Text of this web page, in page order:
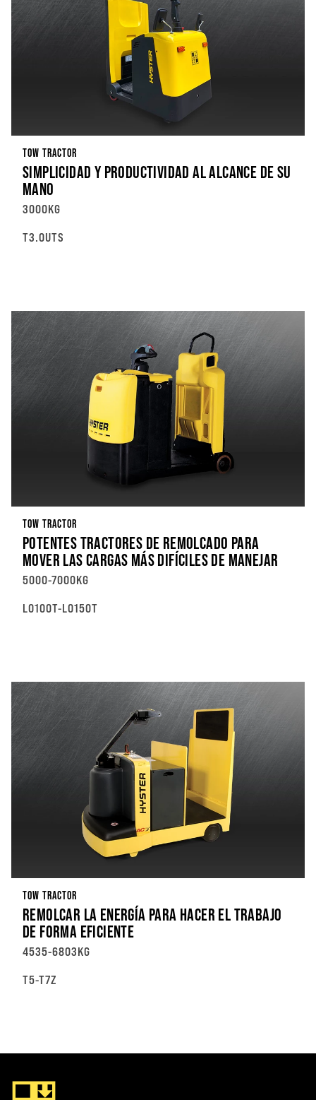
TOW TRACTOR
SIMPLICIDAD Y PRODUCTIVIDAD AL ALCANCE DE SU
MANO
3000KG
T3.0UTS
TOW TRACTOR
POTENTES TRACTORES DE REMOLCADO PARA
MOVER LAS CARGAS MÁS DIFÍCILES DE MANEJAR
5000-7000KG
LO100T-LO150T
TOW TRACTOR
REMOLCAR LA ENERGÍA PARA HACER EL TRABAJO
DE FORMA EFICIENTE
4535-6803KG
T5-T7Z